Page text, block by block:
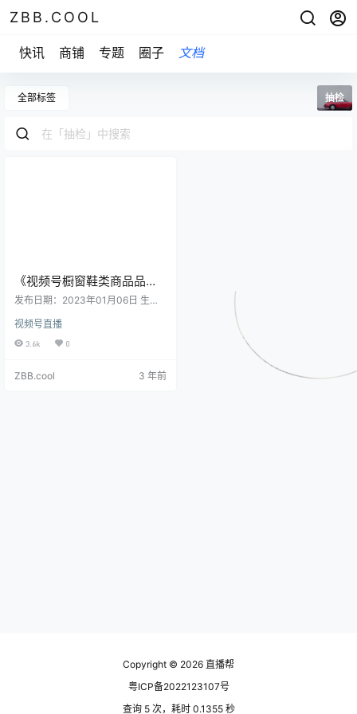
ZBB.COOL
快讯 商铺 专题 圈子 文档
全部标签 抽检
《视频号橱窗鞋类商品品质
抽检规范》
发布日期：2023年01月06日 生效
为了提升视频号橱窗的商品品质、
保护视频号橱窗用户的合法权益，
本规范适用于视频号橱窗所发布的
视频号直播
3.6k 0
ZBB.cool 3 年前
Copyright © 2026 直播帮
粤ICP备2022123107号
查询 5 次，耗时 0.1355 秒